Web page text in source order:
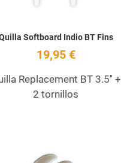
Softboard Indio BT Fins
19,95 €
Replacement BT 3.5'' +
2 tornillos